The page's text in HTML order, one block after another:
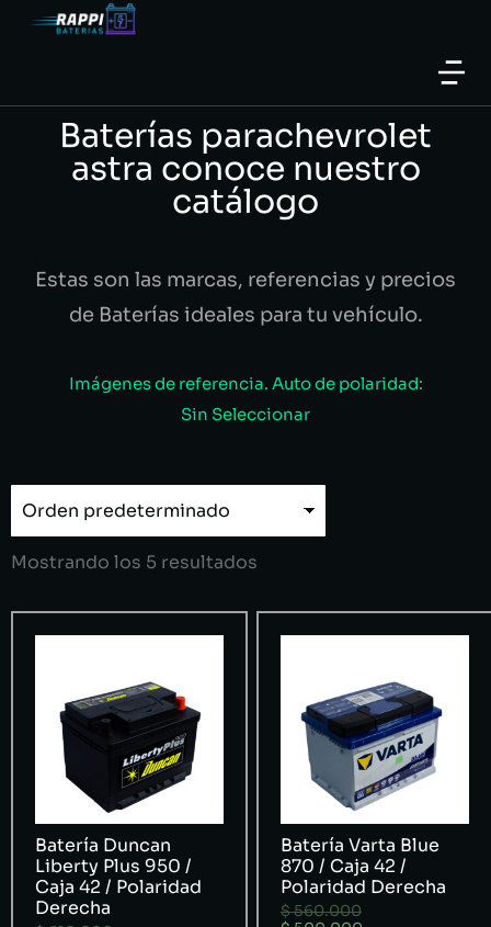
Baterías parachevrolet
astra conoce nuestro
catálogo
Estas son las marcas, referencias y precios
de Baterías ideales para tu vehículo.
Imágenes de referencia. Auto de polaridad:
Sin Seleccionar
Mostrando los 5 resultados
Batería Duncan
Liberty Plus 950 /
Caja 42 / Polaridad
Derecha
Batería Varta Blue
870 / Caja 42 /
Polaridad Derecha
$560.000